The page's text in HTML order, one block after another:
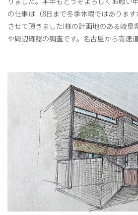
の仕事は（8日まで冬季休暇ではありま
させて頂きましたI様の計画地のある岐阜
や周辺確認の調査です。名古屋から高速